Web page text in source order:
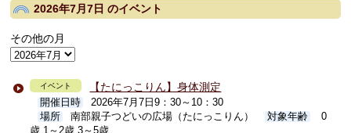
2026年7月7日のイベント
その他の月
イベント 【たにっこりん】身体測定
開催日時
2026年7月7日9：30～10：30
場所
南部親子つどいの広場（たにっこりん） 対象年齢
0